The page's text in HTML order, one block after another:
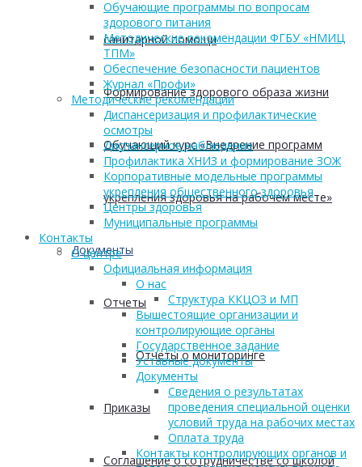
санитарной помощи
Формирование здорового образа жизни
Обучающий курс «Внедрение программ
укрепления здоровья на рабочем месте»
Документы
Отчеты
Отчеты о мониторинге
Приказы
Соглашение о сотрудничестве со школой
Обучающие программы по вопросам
здорового питания
Методические рекомендации ФГБУ «НМИЦ
ТПМ»
Обеспечение безопасности пациентов
Журнал «Профи»
Методические рекомендации
Диспансеризация и профилактические
осмотры
Диспансерное наблюдение
Профилактика ХНИЗ и формирование ЗОЖ
Корпоративные модельные программы
укрепления общественного здоровья
Центры здоровья
Муниципальные программы
Контакты
О центре
Официальная информация
О нас
Структура ККЦОЗ и МП
Вышестоящие организации и
контролирующие органы
Государственное задание
Уставные документы
Документы
Сведения о результатах
проведения специальной оценки
условий труда на рабочих местах
Оплата труда
Контакты контролирующих органов и